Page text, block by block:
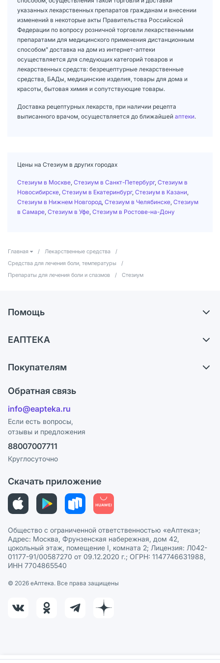
указанных лекарственных препаратов гражданам и внесении
изменений в некоторые акты Правительства Российской
Федерации по вопросу розничной торговли лекарственными
препаратами для медицинского применения дистанционным
способом" доставка на дом из интернет-аптеки
осуществляется для следующих категорий товаров и
лекарственных средств: безрецептурные лекарственные
средства, БАДы, медицинские изделия, товары для дома и
красоты, бытовая химия и сопутствующие товары.
Доставка рецептурных лекарств, при наличии рецепта
выписанного врачом, осуществляется до ближайшей аптеки.
Цены на Стезиум в других городах
Стезиум в Москве Стезиум в Санкт-Петербург, Стезиум в
Новосибирске Стезиум в Екатеринбург, Стезиум в Казани
Стезиум в Нижнем Новгород Стезиум в Челябинске Стезиум
в Самаре Стезиум в Уфе Стезиум в Ростове-на-Дону
Главная / Лекарственные средства
/
Средства для лечения боли, температуры
/
Препараты для лечения боли и спазмов
/ Стезиум
Помощь
Самовывоз из аптек
Ответы на вопросы
Блог
ЕАПТЕКА
Карьера
Поставщики
Лицензия
Реклама на сайте
Ваши товары на ЕАПТЕКЕ
Покупателям
Программа СберСпасибо
Политика конфиденциальности
Пользовательское соглашение
Политика рекомендаций
Этика и соответствие
Политика в отношении обработки персональных данных
Обратная связь
info@eapteka.ru
Если есть вопросы,
отзывы и предложения
88007007711
Круглосуточно
Скачать приложение
Общество с ограниченной ответственностью «еАптека»;
Адрес: Москва, Фрунзенская набережная, дом 42,
цокольный этаж, помещение I, комната 2; Лицензия: Л042-
01177-91/00587270 от 09.12.2020 г.; ОГРН: 1147746631988,
ИНН 7704865540
© 2026 eАптека. Все права защищены